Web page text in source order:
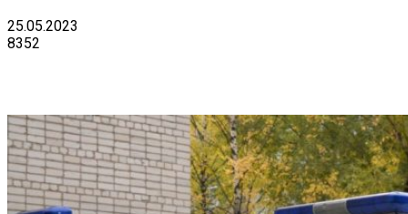
25.05.2023
8352